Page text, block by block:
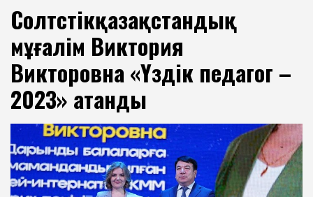
Солтүстікқазақстандық
мұғалім Виктория
Викторовна «Үздік педагог –
2023» атанды